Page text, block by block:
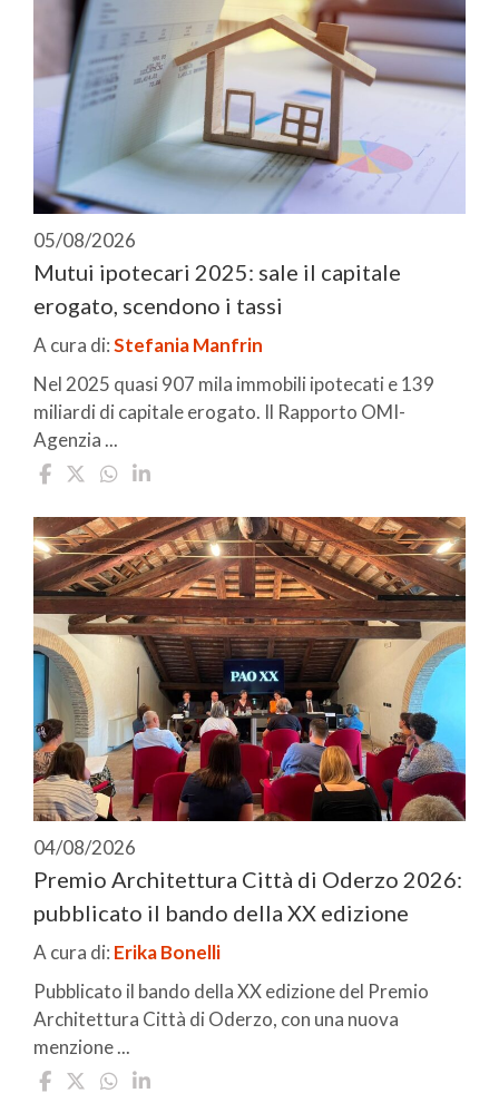
05/08/2026
Mutui ipotecari 2025: sale il capitale
erogato, scendono i tassi
A cura di:Stefania Manfrin
Nel 2025 quasi 907 mila immobili ipotecati e 139
miliardi di capitale erogato. Il Rapporto OMI-
Agenzia ...
04/08/2026
Premio Architettura Città di Oderzo 2026:
pubblicato il bando della XX edizione
A cura di: Erika Bonelli
Pubblicato il bando della XX edizione del Premio
Architettura Città di Oderzo, con una nuova
menzione ...